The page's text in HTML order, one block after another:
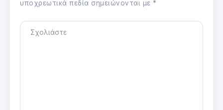
υποχρεωτικά πεδία σημειώνονται με *